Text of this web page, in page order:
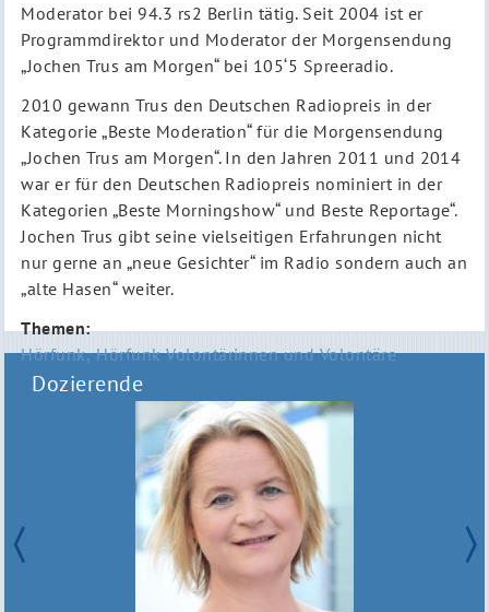
Moderator bei 94.3 rs2 Berlin tätig. Seit 2004 ist er
Programmdirektor und Moderator der Morgensendung
„Jochen Trus am Morgen“ bei 105‘5 Spreeradio.
2010 gewann Trus den Deutschen Radiopreis in der
Kategorie „Beste Moderation“ für die Morgensendung
„Jochen Trus am Morgen“. In den Jahren 2011 und 2014
war er für den Deutschen Radiopreis nominiert in der
Kategorien „Beste Morningshow“ und Beste Reportage“.
Jochen Trus gibt seine vielseitigen Erfahrungen nicht
nur gerne an „neue Gesichter“ im Radio sondern auch an
„alte Hasen“ weiter.
Themen
Hörfunk Hörfunk Volontärinnen und Volontäre
Dozierende